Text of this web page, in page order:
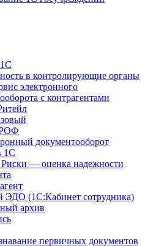
в контролирующие органы
электронного
с контрагентами
документооборот
1С
— оценка надежности
ЭДО (1С:Кабинет сотрудника)
архив
первичных документов